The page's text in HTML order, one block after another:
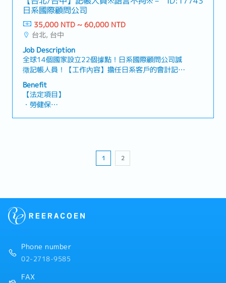
【企業福利制度】
・年終獎金：1次／年（平均約2.5～3個月）
・全勤獎金、年節獎金、員工生日禮金、三節獎金
・交通津貼
・員工在職教育訓練
・國內外旅遊、員工定期聚餐
日系國際顧問公司
35,000 NTD ~ 60,000 NTD
台北, 台中
Job Description
全球14個國家設立22個據點！日系國際顧問公司誠
徵記帳人員！【工作內容】擔任日系客戶的會計記帳
業務！台灣據點主要支援日本企業在台灣的進出，包
括據點設立支援、記帳代行、稅務處理、簽證申請和
薪資計算等。同時，作為日本JETRO的支援，我們也
協助台灣企業進入日本市場（收購或投資）的調查和
支援。公司控管每位員工的客戶數量，以避免工作時
力】・加班時數低（上半月可能有些許加班，但後半
段可以進行調整。每月約10小時！）→公司控管每位
Benefit
【法定項目】
・勞健保
・加班費
1 2
Phone number
02-2718-9585
FAX